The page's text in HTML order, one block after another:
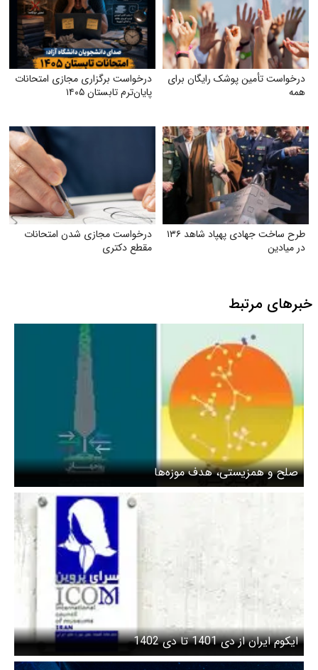
درخواست تأمین پوشک رایگان برای
همه
درخواست برگزاری مجازی امتحانات
پایان‌ترم تابستان ۱۴۰۵
طرح ساخت جهادی پهپاد شاهد ۱۳۶
در میادین
درخواست مجازی شدن امتحانات
مقطع دکتری
خبرهای مرتبط
صلح و همزیستی، هدف موزه‌ها
ایکوم ایران از دی 1401 تا دی 1402